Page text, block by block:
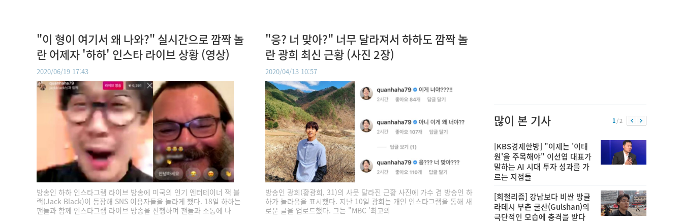
"이 형이 여기서 왜 나와?" 실시간으로 깜짝 놀
란 어제자 '하하' 인스타 라이브 상황 (영상)
2020/06/19 17:43
방송인 하하 인스타그램 라이브 방송에 미국의 인기 엔터테이너 잭 블
랙(Jack Black)이 등장해 SNS 이용자들을 놀라게 했다. 18일 하하는
팬들과 함께 인스타그램 라이브 방송을 진행하며 팬들과 소통에 나
"응? 너 맞아?" 너무 달라져서 하하도 깜짝 놀
란 광희 최신 근황 (사진 2장)
2020/04/13 10:57
방송인 광희(황광희, 31)의 사뭇 달라진 근황 사진에 가수 겸 방송인 하
하가 놀라움을 표시했다. 지난 10일 광희는 개인 인스타그램을 통해 새
로운 글을 업로드했다. 그는 "MBC '최고의
많이 본 기사 1/ 2
[KBS경제한방] "이제는 '이태
원'을 주목해야" 이선엽 대표가
말하는 AI 시대 투자 성과를 가
르는 지점들
[희철리즘] 강남보다 비싼 방글
라데시 부촌 굴샨(Gulshan)의
극단적인 모습에 충격을 받다